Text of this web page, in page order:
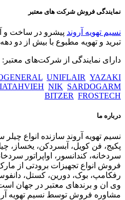
نمایندگی فروش شرکت های معتبر
نسیم تهویه آروند پیشرو در ساخت و
تبرید و تهویه مطبوع با بیش از دو
دارای نمایندگی از شرکت‌های معتبر:
UNIFLAIR YAZAKI
NIK SARDOGARM
BITZER FROSTECH
درباره ما
نسیم تهویه آروند سازنده انواع
پکیج، فن کویل، آبسردکن، یخساز،
سردخانه، کندانسور، اواپراتور
فروش انواع تجهیزات برودتی از
رفکامپ، بوک، دورین، کستل،
وی ان و برندهای معتبر در جهان
مشاوره فروش توسط نسیم تهویه